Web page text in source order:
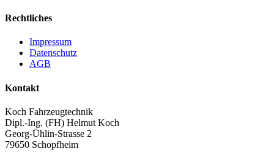
Rechtliches
Impressum
Datenschutz
AGB
Kontakt
Koch Fahrzeugtechnik
Dipl.-Ing. (FH) Helmut Koch
Georg-Ühlin-Strasse 2
79650 Schopfheim